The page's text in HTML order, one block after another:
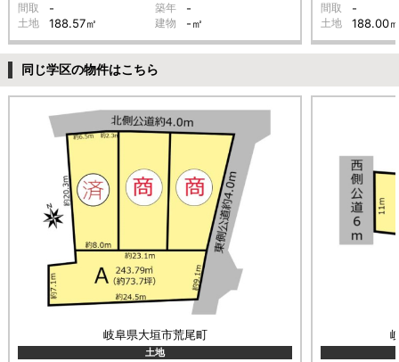
間取 - 築年 -
土地 188.57㎡ 建物 -㎡
間取 -
土地 188.00
同じ学区の物件はこちら
岐阜県大垣市荒尾町
土地